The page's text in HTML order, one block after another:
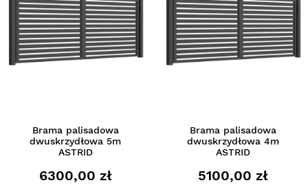
Brama palisadowa
dwuskrzydłowa 5m
ASTRID
6300,00 zł
Brama palisadowa
dwuskrzydłowa 4m
ASTRID
5100,00 zł